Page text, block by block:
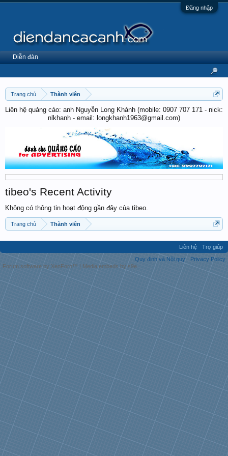
Đăng nhập
Trang chủ Thành viên
Liên hệ quảng cáo: anh Nguyễn Long Khánh (mobile: 0907 707 171 - nick:
nlkhanh - email: longkhanh1963@gmail.com)
tibeo's Recent Activity
Không có thông tin hoạt động gần đây của tibeo.
Trang chủ Thành viên
Diễn đàn
Liên hệ
Trợ giúp
Quy định và Nội quy
Privacy Policy
Forum software by XenForo™ | Media embeds by s9e